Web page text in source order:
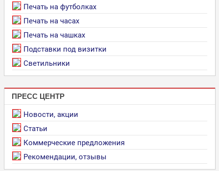
Печать на футболках
Печать на часах
Печать на чашках
Подставки под визитки
Светильники
ПРЕСС ЦЕНТР
Новости, акции
Статьи
Коммерческие предложения
Рекомендации, отзывы